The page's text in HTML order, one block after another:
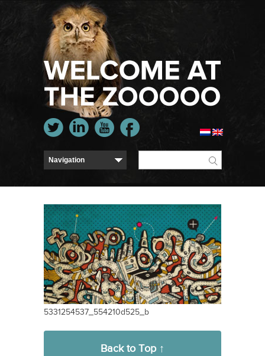
5331254537_554210d525_b
Back to Top ↑